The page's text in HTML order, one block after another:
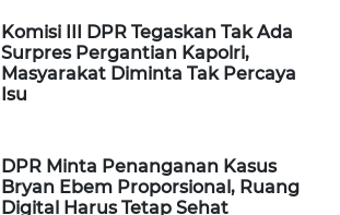
Komisi III DPR Tegaskan Tak Ada
Surpres Pergantian Kapolri,
Masyarakat Diminta Tak Percaya
Isu
DPR Minta Penanganan Kasus
Bryan Ebem Proporsional, Ruang
Digital Harus Tetap Sehat